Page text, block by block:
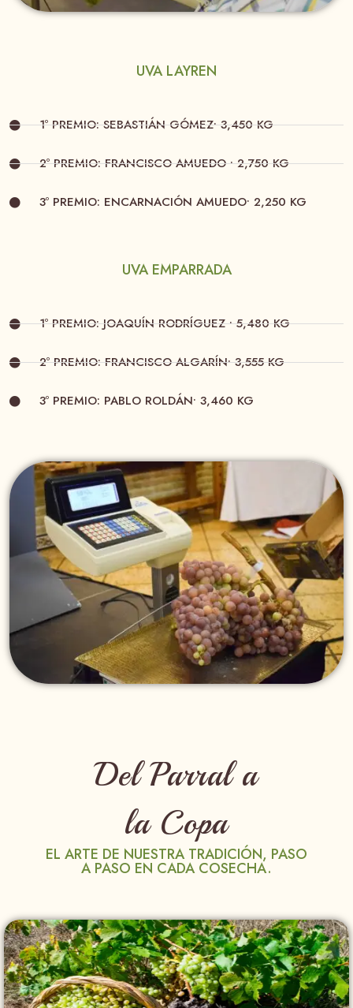
UVA LAYREN
1º PREMIO: SEBASTIÁN GÓMEZ• 3,450 KG
2º PREMIO: FRANCISCO AMUEDO • 2,750 KG
3º PREMIO: ENCARNACIÓN AMUEDO• 2,250 KG
UVA EMPARRADA
1º PREMIO: JOAQUÍN RODRÍGUEZ • 5,480 KG
2º PREMIO: FRANCISCO ALGARÍN• 3,555 KG
3º PREMIO: PABLO ROLDÁN• 3,460 KG
Del Parral a
la Copa
EL ARTE DE NUESTRA TRADICIÓN, PASO
A PASO EN CADA COSECHA.